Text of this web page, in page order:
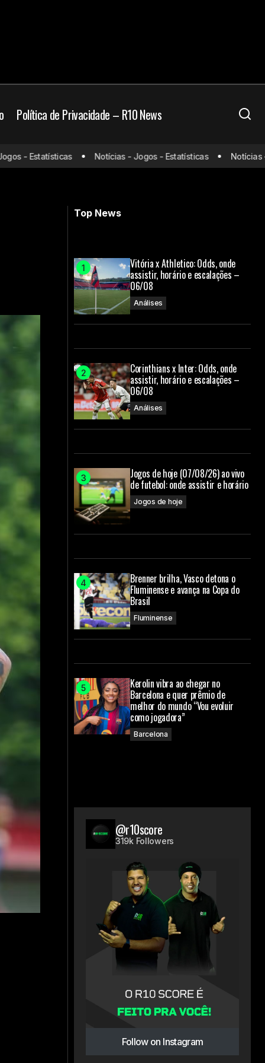
Política de Privacidade – R10 News
John Textor recebe proposta bilionária
por clube da Eagle Football
- Estatísticas Notícias - Jogos - Estatísticas Notícias -
Top News
Vitória x Athletico: Odds, onde
assistir, horário e escalações –
06/08
Análises
Corinthians x Inter: Odds, onde
assistir, horário e escalações –
06/08
Análises
Jogos de hoje (07/08/26) ao vivo
de futebol: onde assistir e horário
Jogos de hoje
Brenner brilha, Vasco detona o
Fluminense e avança na Copa do
Brasil
Fluminense
Kerolin vibra ao chegar no
Barcelona e quer prêmio de
melhor do mundo “Vou evoluir
como jogadora”
Barcelona
@r10score
319k Followers
Follow on Instagram